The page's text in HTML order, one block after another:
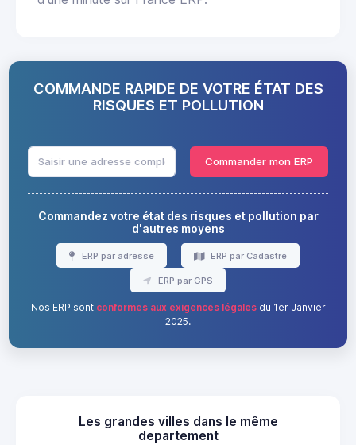
COMMANDE RAPIDE DE VOTRE ÉTAT DES
RISQUES ET POLLUTION
Commander mon ERP
Commandez votre état des risques et pollution par
d'autres moyens
ERP par adresse ERP par Cadastre
ERP par GPS
Nos ERP sont conformes aux exigences légalesdu 1er Janvier
2025.
Les grandes villes dans le même
departement